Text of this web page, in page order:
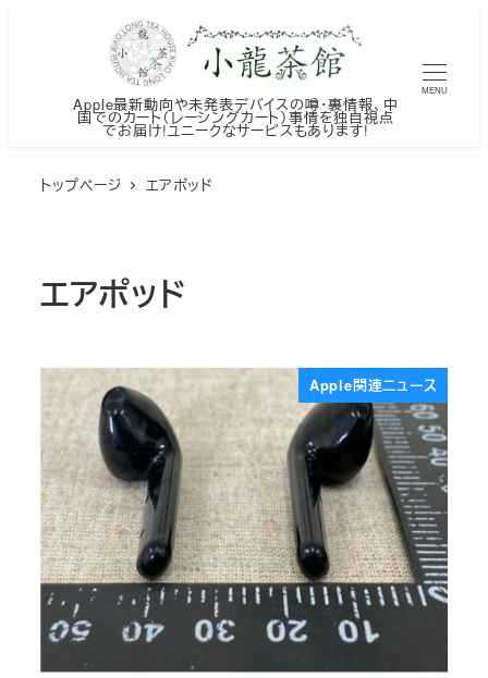
Apple最新動向や未発表デバイスの噂・裏情報、中
国でのカート（レーシングカート）事情を独自視点
でお届け!ユニークなサービスもあります!
MENU
トップページ エアポッド
エアポッド
Apple関連ニュース